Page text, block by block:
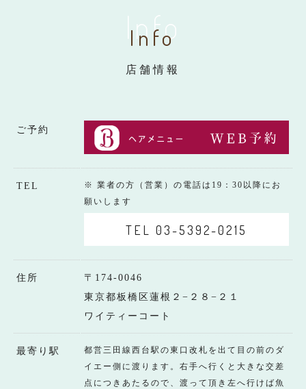
Info
Info
店舗情報
ご予約
TEL
※ 業者の方（営業）の電話は19：30以降にお
願いします
TEL 03-5392-0215
住所
〒174-0046
東京都板橋区蓮根２−２８−２１
ワイティーコート
最寄り駅
都営三田線西台駅の東口改札を出て目の前のダ
イエー側に渡ります。右手へ行くと大きな交差
点につきあたるので、渡って頂き左へ行けば魚